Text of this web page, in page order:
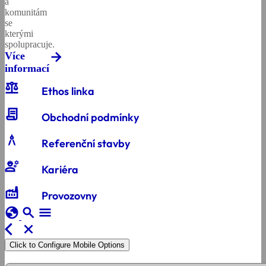
komunitám
se
kterými
spolupracuje.
Více
informací
balance Ethos linka
contract Obchodní podmínky
architecture Referenční stavby
engineering Kariéra
factory Provozovny
globe search menu
arrow_back_ios
close
Click to Configure Mobile Options